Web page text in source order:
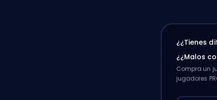
¿¿Tienes
¿¿Malos
Compra un
jugadores